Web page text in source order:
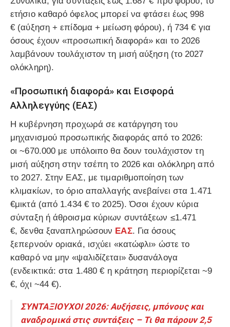
ετήσιο καθαρό όφελος μπορεί να φτάσει έως998
€ (αύξηση + επίδομα + μείωση φόρου), ή 734 € για
όσους έχουν «προσωπική διαφορά» και το 2026
λαμβάνουν τουλάχιστοντη μισήαύξηση (το 2027
ολόκληρη).
«Προσωπική διαφορά» και Εισφορά
Αλληλεγγύης (ΕΑΣ)
Η κυβέρνηση προχωρά σε κατάργηση του
μηχανισμού προσωπικής διαφοράς από το 2026:
οι~670.000 με υπόλοιπο θα δουντουλάχιστον τη
μισή αύξηση στην τσέπη το 2026 και ολόκληρη από
το 2027. Στην ΕΑΣ, μετιμαριθμοποίησητων
κλιμακίων, το όριο απαλλαγής ανεβαίνει στα 1.471
€μικτά (από 1.434 € το 2025). Όσοι έχουν κύρια
σύνταξη ή άθροισμα κύριων συντάξεων ≤1.471
€,δενθα ξαναπληρώσουν ΕΑΣ. Για όσους
ξεπερνούν οριακά, ισχύει «κατώφλι» ώστε το
καθαρό να μην «ψαλιδίζεται» δυσανάλογα
(ενδεικτικά: στα 1.480 € η κράτηση περιορίζεται ~9
€, όχι ~44 €).
ΣΥΝΤΑΞΙΟΥΧΟΙ 2026: Αυξήσεις, μπόνους και
αναδρομικά στις συντάξεις – Τι θα πάρουν 2,5